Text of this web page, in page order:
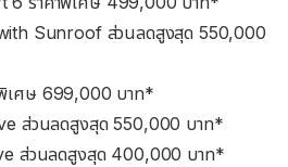
Sunroof ส่วนลดสูงสุด 550,000
เศษ699,000 บาท*
ส่วนลดสูงสุด 550,000 บาท*
ส่วนลดสูงสุด 400,000 บาท*